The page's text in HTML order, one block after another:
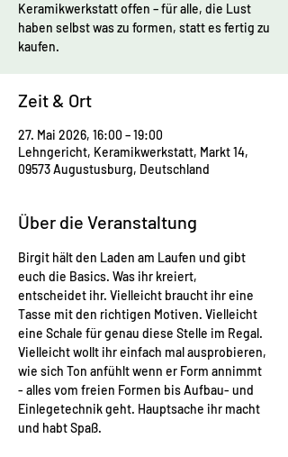
Keramikwerkstatt offen – für alle, die Lust
haben selbst was zu formen, statt es fertig zu
kaufen.
Zeit & Ort
27. Mai 2026, 16:00 – 19:00
Lehngericht, Keramikwerkstatt, Markt 14,
09573 Augustusburg, Deutschland
Über die Veranstaltung
Birgit hält den Laden am Laufen und gibt
euch die Basics. Was ihr kreiert,
entscheidet ihr. Vielleicht braucht ihr eine
Tasse mit den richtigen Motiven. Vielleicht
eine Schale für genau diese Stelle im Regal.
Vielleicht wollt ihr einfach mal ausprobieren,
wie sich Ton anfühlt wenn er Form annimmt
- alles vom freien Formen bis Aufbau- und
Einlegetechnik geht. Hauptsache ihr macht
und habt Spaß.